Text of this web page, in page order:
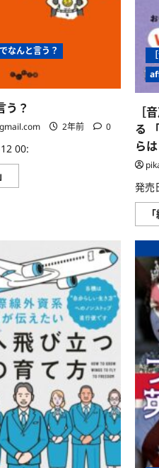
なんと言う？
う？
2年前 0
00:
語
つ
い
て
さ
ら
に
読
む
［
る
ら
発売